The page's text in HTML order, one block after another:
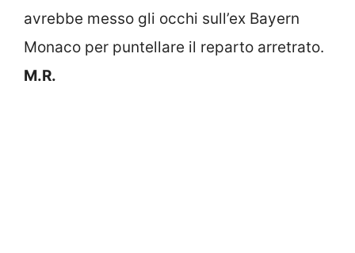
avrebbe messo gli occhi sull’ex Bayern
Monaco per puntellare il reparto arretrato.
M.R.